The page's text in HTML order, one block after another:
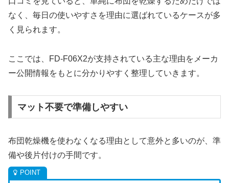
なく、毎日の使いやすさを理由に選ばれているケースが多
く見られます。
ここでは、FD-F06X2が支持されている主な理由をメーカ
ー公開情報をもとに分かりやすく整理していきます。
マット不要で準備しやすい
布団乾燥機を使わなくなる理由として意外と多いのが、準
備や後片付けの手間です。